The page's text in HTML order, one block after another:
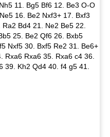
11. Bg5 Bf6 12. Be3 O-O
16. Be2 Nxf3+ 17. Bxf3
Bd4 21. Ne2 Be5 22.
25. Be2 Qf6 26. Bxb5
Nxf5 30. Bxf5 Re2 31. Be6+
Rxa6 Rxa6 35. Rxa6 c4 36.
39. Kh2 Qd4 40. f4 g5 41.